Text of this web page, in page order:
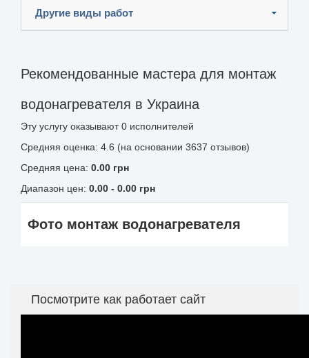
Другие виды работ
Рекомендованные мастера для монтаж
водонагревателя в Украина
Эту услугу оказывают0 исполнителей
Средняя оценка: 4.6 (на основании 3637 отзывов)
Средняя цена: 0.00 грн
Диапазон цен: 0.00 - 0.00 грн
Фото монтаж водонагревателя
Посмотрите как работает сайт